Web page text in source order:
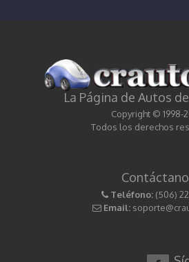
La Página de Autos
Copyright © 1998-
Todos los derechos
Teléfono: (506)
Email: